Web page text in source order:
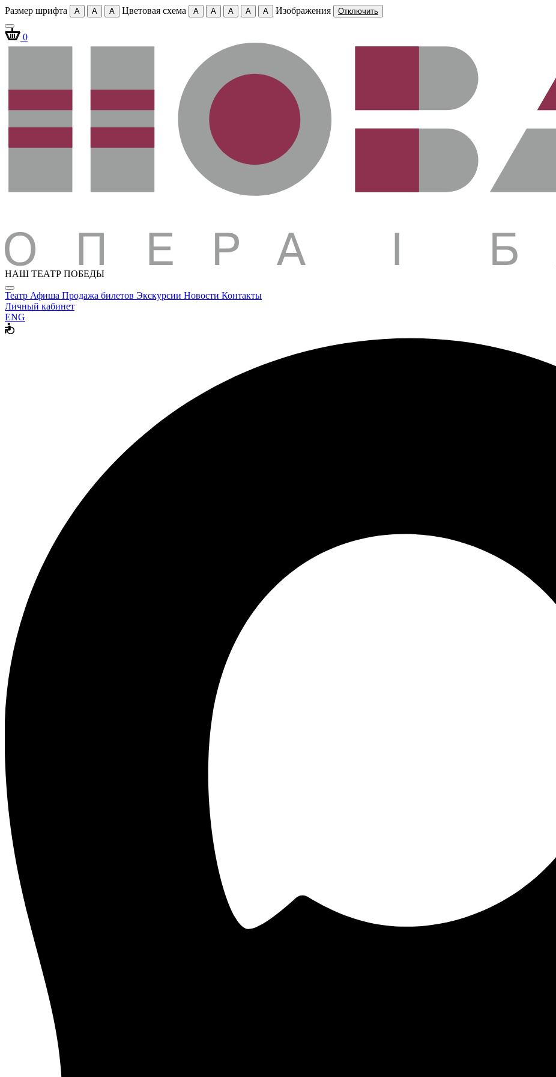
Размер шрифта A A A Цветовая схема A A A A A Изображения Отключить
0
НАШ ТЕАТР ПОБЕДЫ
Театр Афиша Продажа билетов Экскурсии Новости Контакты
Личный кабинет
ENG